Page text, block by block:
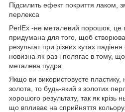
Підсилить ефект покриття лаком,
перлекса
PerlEx -не металевий порошок,
придумана для того, щоб
результат при різних кутах
новизна як раз і полягає в тому,
металева пудра
Якщо ви використовуєте
золота, то будь-який з золотих
хорошого результату, так як крізь
що впливає на сприйняття